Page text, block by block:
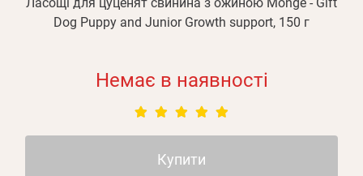
Dog Puppy and Junior Growth support, 150 г
Немає в наявності
Купити